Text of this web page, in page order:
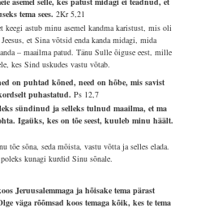
tema sees.2Kr 5,21
keegi astub minu asemel kandma karistust, mis oli
et Sina võtsid enda kanda midagi, mida
– maailma patud. Tänu Sulle õiguse eest, mille
kes Sind uskudes vastu võtab.
on puhtad kõned, need on hõbe, mis savist
puhastatud.Ps 12,7
sündinud ja selleks tulnud maailma, et ma
Igaüks, kes on tõe seest, kuuleb minu häält.
tõe sõna, seda mõista, vastu võtta ja selles elada.
kunagi kurdid Sinu sõnale.
Jeruusalemmaga ja hõisake tema pärast
väga rõõmsad koos temaga kõik, kes te tema